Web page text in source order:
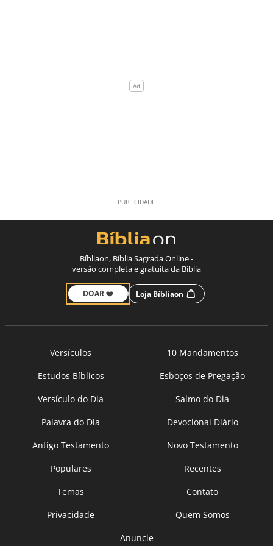
Bíbliaon, Bíblia Sagrada Online -
versão completa e gratuita da Bíblia
DOAR ❤️ Loja Bíbliaon
Versículos
10 Mandamentos
Estudos Bíblicos
Esboços de Pregação
Versículo do Dia
Salmo do Dia
Palavra do Dia
Devocional Diário
Antigo Testamento
Novo Testamento
Populares
Recentes
Temas
Contato
Privacidade
Quem Somos
Anuncie